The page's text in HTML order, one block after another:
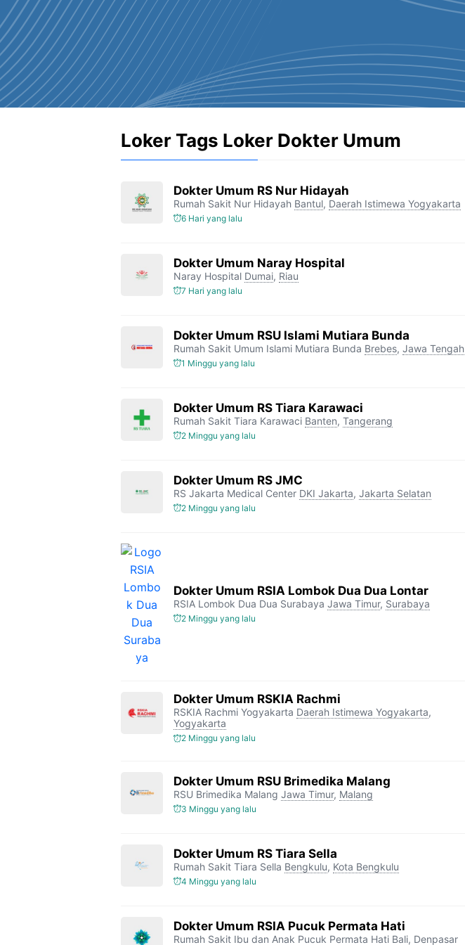
Loker Tags Loker Dokter Umum
Dokter Umum RS Nur Hidayah
Rumah Sakit Nur Hidayah Bantul, Daerah Istimewa Yogyakarta
6 Hari yang lalu
Dokter Umum Naray Hospital
Naray Hospital Dumai, Riau
7 Hari yang lalu
Dokter Umum RSU Islami Mutiara Bunda
Rumah Sakit Umum Islami Mutiara Bunda Brebes, Jawa Tengah
1 Minggu yang lalu
Dokter Umum RS Tiara Karawaci
Rumah Sakit Tiara Karawaci Banten, Tangerang
2 Minggu yang lalu
Dokter Umum RS JMC
RS Jakarta Medical Center DKI Jakarta, Jakarta Selatan
2 Minggu yang lalu
Dokter Umum RSIA Lombok Dua Dua Lontar
RSIA Lombok Dua Dua Surabaya Jawa Timur, Surabaya
2 Minggu yang lalu
Dokter Umum RSKIA Rachmi
RSKIA Rachmi Yogyakarta Daerah Istimewa Yogyakarta,
Yogyakarta
2 Minggu yang lalu
Dokter Umum RSU Brimedika Malang
RSU Brimedika Malang Jawa Timur, Malang
3 Minggu yang lalu
Dokter Umum RS Tiara Sella
Rumah Sakit Tiara Sella Bengkulu, Kota Bengkulu
4 Minggu yang lalu
Dokter Umum RSIA Pucuk Permata Hati
Rumah Sakit Ibu dan Anak Pucuk Permata Hati Bali, Denpasar